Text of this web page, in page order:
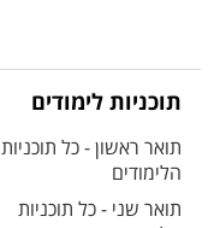
תוכניות לימודים
תואר ראשון - כל תוכניות
הלימודים
תואר שני - כל תוכניות